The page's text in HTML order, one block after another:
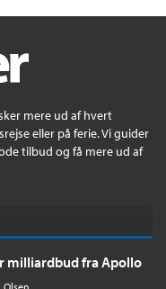
mere ud af hvert
eller på ferie. Vi guider
tilbud og få mere ud af
milliardbud fra Apollo